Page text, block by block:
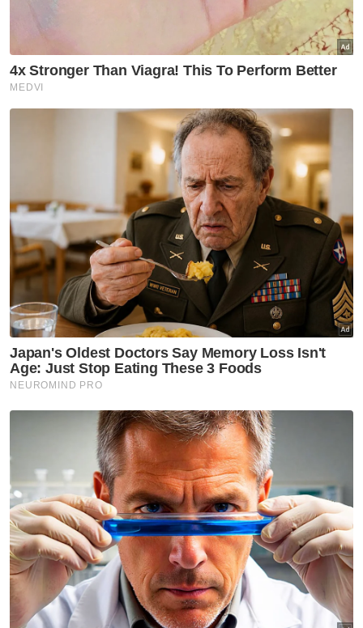
memberi manfaat kepada seluruh rakyat.
Terdahulu, media melaporkan platform
media sosial Facebook, TikTok dan YouTube
telah bersetuju menurunkan sebanyak
159,518 kandungan berkaitan aktiviti
perjudian, penipuan dalam talian, buli siber
Menteri Komunikasi, Datuk Fahmi Fadzil
berkata, jumlah itu merupakan sebahagian
daripada keseluruhan 174,473 kandungan
dalam talian yang dimohon untuk diturunkan
sepanjang tahun ini.